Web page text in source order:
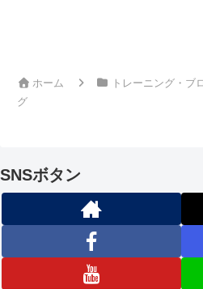
ホーム トレーニング・ブ
グ
SNSボタン